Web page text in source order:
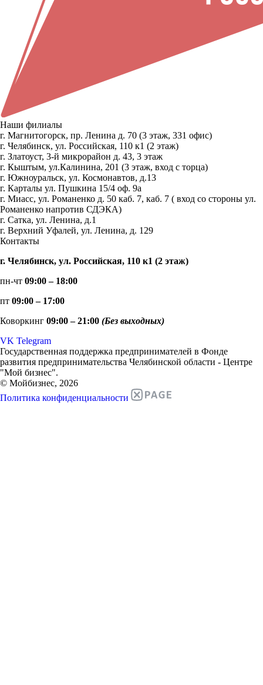
Наши филиалы
г. Магнитогорск, пр. Ленина д. 70 (3 этаж, 331 офис)
г. Челябинск, ул. Российская, 110 к1 (2 этаж)
г. Златоуст, 3-й микрорайон д. 43, 3 этаж
г. Кыштым, ул.Калинина, 201 (3 этаж, вход с торца)
г. Южноуральск, ул. Космонавтов, д.13
г. Карталы ул. Пушкина 15/4 оф. 9а
г. Миасс, ул. Романенко д. 50 каб. 7, каб. 7 ( вход со стороны ул.
Романенко напротив СДЭКА)
г. Сатка, ул. Ленина, д.1
г. Верхний Уфалей, ул. Ленина, д. 129
Контакты
г. Челябинск, ул. Российская, 110 к1 (2 этаж)
пн-чт 09:00 – 18:00
пт 09:00 – 17:00
Коворкинг 09:00 – 21:00 (Без выходных)
VK Telegram
Государственная поддержка предпринимателей в Фонде
развития предпринимательства Челябинской области - Центре
"Мой бизнес".
© Мойбизнес, 2026
Политика конфиденциальности